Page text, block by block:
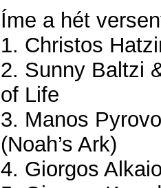
Íme a hét
1. Christos
2. Sunny Baltzi
of Life
3. Manos
(Noah’s Ark)
4. Giorgos